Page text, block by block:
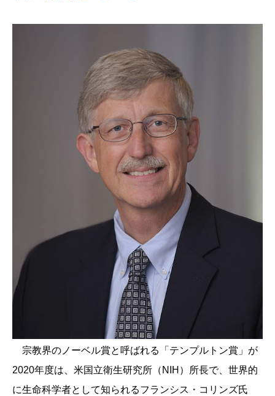
宗教界のノーベル賞と呼ばれる「テンプルトン賞」が
2020年度は、米国立衛生研究所（NIH）所長で、世界的
に生命科学者として知られるフランシス・コリンズ氏